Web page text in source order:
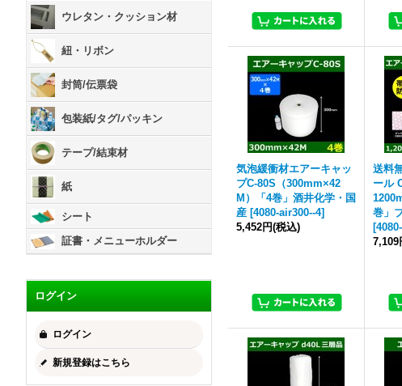
ウレタン・クッション材
紐・リボン
封筒/伝票袋
包装紙/タグ/パッキン
テープ/結束材
紙
シート
証書・メニューホルダー
ログイン
ログイン
新規登録はこちら
気泡緩衝材エアーキャッ
プC-80S（300mm×42
M）「4巻」酒井化学・国
産 [4080-air300--4]
5,452円(税込)
送料
ール
巻」
[
7,109